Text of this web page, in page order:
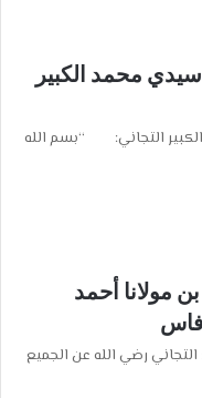
سيدي محمد الكبير
التجاني: “بسم الله
مولانا أحمد
فاس
رضي الله عن الجميع